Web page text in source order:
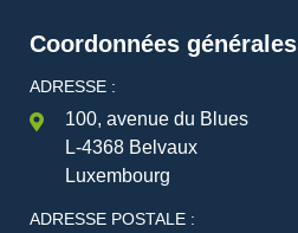
Coordonnées générales
ADRESSE :
100, avenue du Blues
L-4368 Belvaux
Luxembourg
ADRESSE POSTALE :